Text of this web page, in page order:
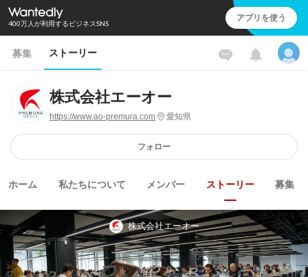
400万人が利用するビジネスSNS アプリを使う
募集 ストーリー
株式会社エーオー
https://www.ao-premura.com 愛知県
フォロー
ホーム 私たちについて メンバー ストーリー 募集
株式会社エーオー